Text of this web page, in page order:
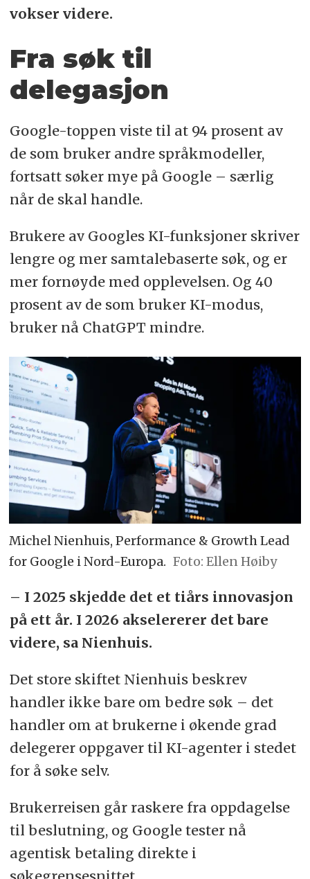
vokser videre.
Fra søk til
delegasjon
Google-toppen viste til at 94 prosent av
de som bruker andre språkmodeller,
fortsatt søker mye på Google – særlig
når de skal handle.
Brukere av Googles KI-funksjoner skriver
lengre og mer samtalebaserte søk, og er
mer fornøyde med opplevelsen. Og 40
prosent av de som bruker KI-modus,
bruker nå ChatGPT mindre.
Michel Nienhuis, Performance & Growth Lead
for Google i Nord-Europa. Foto: Ellen Høiby
– I 2025 skjedde det et tiårs innovasjon
på ett år. I 2026 akselererer det bare
videre, sa Nienhuis.
Det store skiftet Nienhuis beskrev
handler ikke bare om bedre søk – det
handler om at brukerne i økende grad
delegerer oppgaver til KI-agenter i stedet
for å søke selv.
Brukerreisen går raskere fra oppdagelse
til beslutning, og Google tester nå
agentisk betaling direkte i